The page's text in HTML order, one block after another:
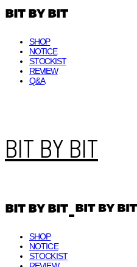
SHOP
NOTICE
STOCKIST
REVIEW
Q&A
BIT BY BIT
SHOP
NOTICE
STOCKIST